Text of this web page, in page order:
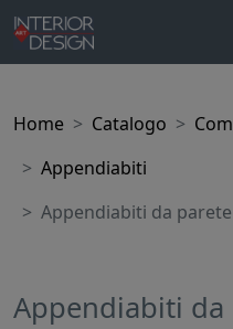
Home Catalogo
Appendiabiti
Appendiabiti da parete
Appendiabiti da